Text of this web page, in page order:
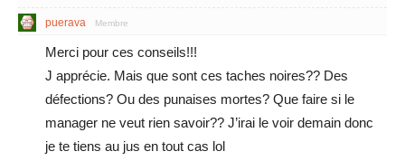
puerava Membre
Merci pour ces conseils!!!
J apprécie. Mais que sont ces taches noires?? Des
défections? Ou des punaises mortes? Que faire si le
manager ne veut rien savoir?? J’irai le voir demain donc
je te tiens au jus en tout cas lol